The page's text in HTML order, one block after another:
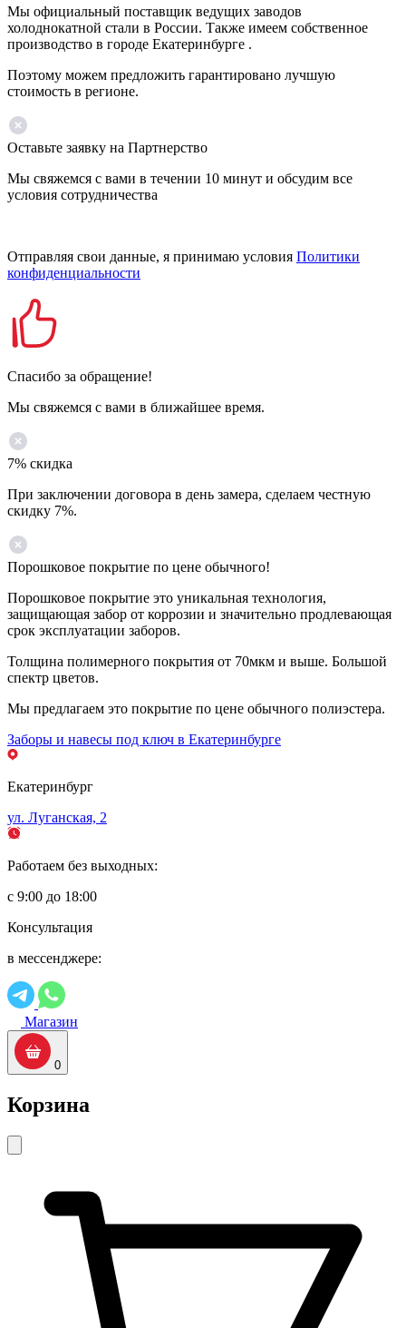
Мы официальный поставщик ведущих заводов
холоднокатной стали в России. Также имеем собственное
производство в городе Екатеринбурге .
Поэтому можем предложить гарантировано лучшую
стоимость в регионе.
Оставьте заявку на Партнерство
Мы свяжемся с вами в течении 10 минут и обсудим все
условия сотрудничества
Отправляя свои данные, я принимаю условия Политики
конфиденциальности
Спасибо за обращение!
Мы свяжемся с вами в ближайшее время.
7% скидка
При заключении договора в день замера, сделаем честную
скидку 7%.
Порошковое покрытие по цене обычного!
Порошковое покрытие это уникальная технология,
защищающая забор от коррозии и значительно продлевающая
срок эксплуатации заборов.
Толщина полимерного покрытия от 70мкм и выше. Большой
спектр цветов.
Мы предлагаем это покрытие по цене обычного полиэстера.
Заборы и навесы под ключ в Екатеринбурге
Екатеринбург
ул. Луганская, 2
Работаем без выходных:
с 9:00 до 18:00
Консультация
в мессенджере:
Магазин
0
Корзина